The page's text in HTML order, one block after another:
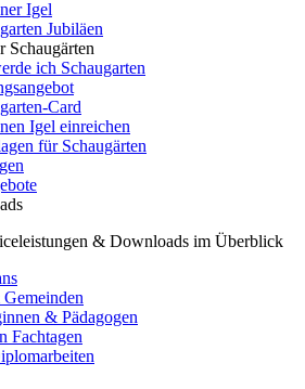
Igel
Jubiläen
Schaugärten
ich Schaugarten
Card
Igel einreichen
für Schaugärten
& Downloads im Überblick
& Pädagogen
Fachtagen